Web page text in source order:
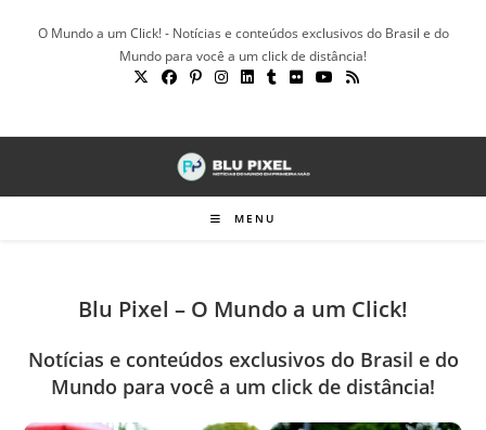
O Mundo a um Click! - Notícias e conteúdos exclusivos do Brasil e do
Mundo para você a um click de distância!
MENU
Blu Pixel – O Mundo a um Click!
Notícias e conteúdos exclusivos do Brasil e do
Mundo para você a um click de distância!